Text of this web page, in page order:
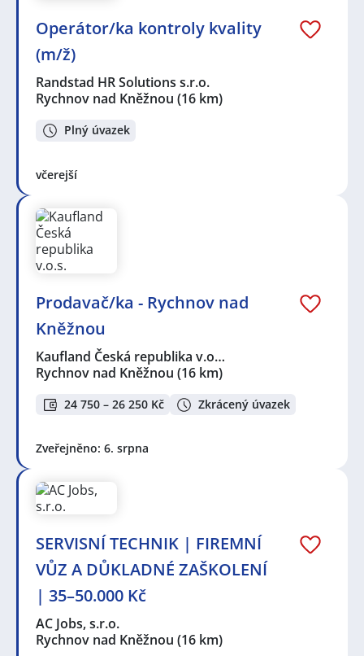
Operátor/ka kontroly kvality
(m/ž)
Randstad HR Solutions s.r.o.
Rychnov nad Kněžnou (16 km)
Plný úvazek
včerejší
Prodavač/ka - Rychnov nad
Kněžnou
Kaufland Česká republika v.o…
Rychnov nad Kněžnou (16 km)
24 750 – 26 250 Kč Zkrácený úvazek
Zveřejněno: 6. srpna
SERVISNÍ TECHNIK | FIREMNÍ
VŮZ A DŮKLADNÉ ZAŠKOLENÍ
| 35–50.000 Kč
AC Jobs, s.r.o.
Rychnov nad Kněžnou (16 km)